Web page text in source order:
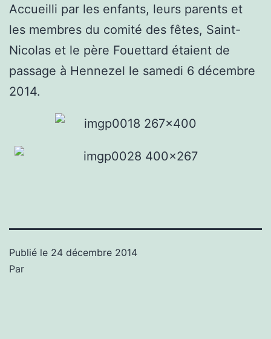
Accueilli par les enfants, leurs parents et
les membres du comité des fêtes, Saint-
Nicolas et le père Fouettard étaient de
passage à Hennezel le samedi 6 décembre
2014.
Publié le 24 décembre 2014
Par